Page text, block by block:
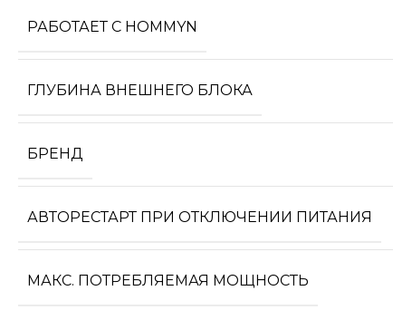
РАБОТАЕТ С HOMMYN
ГЛУБИНА ВНЕШНЕГО БЛОКА
БРЕНД
АВТОРЕСТАРТ ПРИ ОТКЛЮЧЕНИИ ПИТАНИЯ
МАКС. ПОТРЕБЛЯЕМАЯ МОЩНОСТЬ